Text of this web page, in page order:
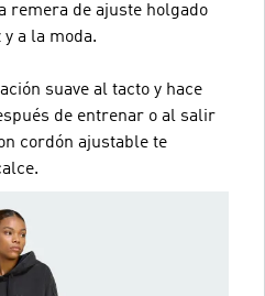
remera de ajuste holgado
a la moda.
suave al tacto y hace
de entrenar o al salir
cordón ajustable te